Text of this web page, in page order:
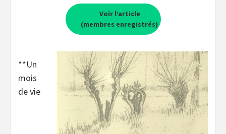
Voir l’article
(membres enregistrés)
**Un
mois
de vie